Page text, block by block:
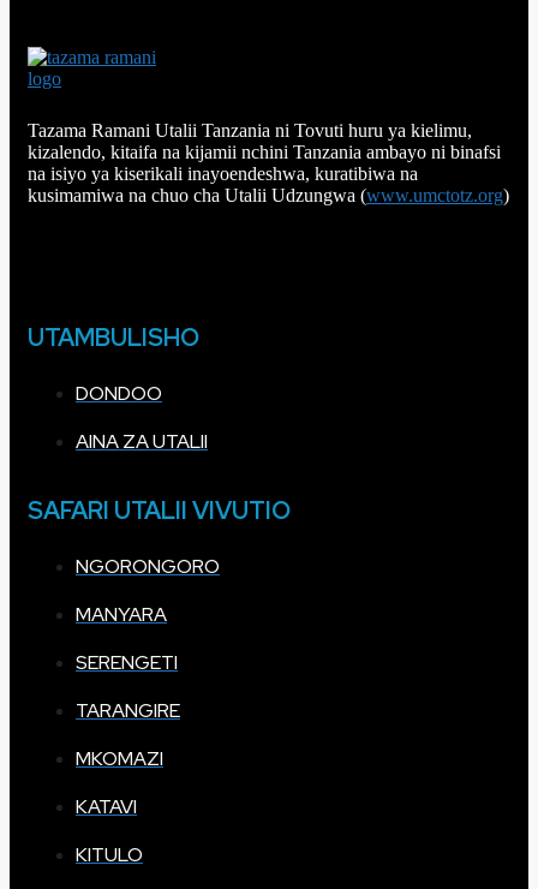
Tazama Ramani Utalii Tanzania ni Tovuti huru ya kielimu,
kizalendo, kitaifa na kijamii nchini Tanzania ambayo ni binafsi
na isiyo ya kiserikali inayoendeshwa, kuratibiwa na
kusimamiwa na chuo cha Utalii Udzungwa (www.umctotz.org)
UTAMBULISHO
DONDOO
AINA ZA UTALII
SAFARI UTALII VIVUTIO
NGORONGORO
MANYARA
SERENGETI
TARANGIRE
MKOMAZI
KATAVI
KITULO